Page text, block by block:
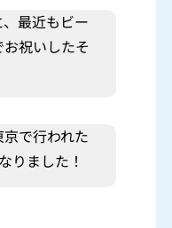
最近もビー
祝いしたそ
で行われた
りました！